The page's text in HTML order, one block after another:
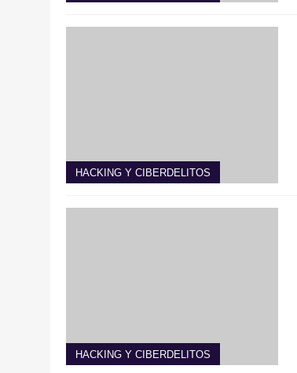
HACKING Y CIBERDELITOS
HACKING Y CIBERDELITOS